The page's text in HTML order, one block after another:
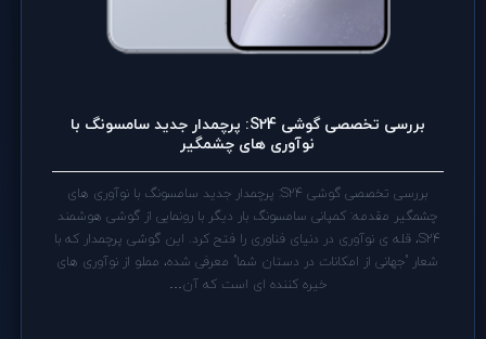
بررسی تخصصی گوشی S24: پرچمدار جدید سامسونگ با
نوآوری های چشمگیر
بررسی تخصصی گوشی S24: پرچمدار جدید سامسونگ با نوآوری های
چشمگیر مقدمه: کمپانی سامسونگ بار دیگر با رونمایی از گوشی هوشمند
S24، قله ی نوآوری در دنیای فناوری را فتح کرد. این گوشی پرچمدار که با
شعار "جهانی از امکانات در دستان شما" معرفی شده، مملو از نوآوری های
خیره کننده ای است که آن…